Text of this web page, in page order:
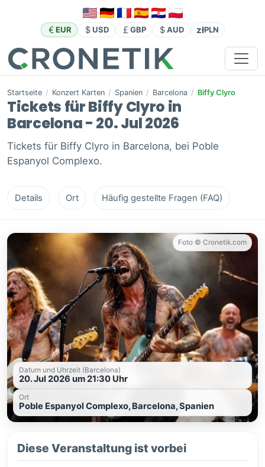
EUR USD GBP AUD złPLN
Startseite / Konzert Karten / Spanien / Barcelona / Biffy Clyro
Tickets für Biffy Clyro in
Barcelona - 20. Jul 2026
Tickets für Biffy Clyro in Barcelona, bei Poble
Espanyol Complexo.
Details Ort Häufig gestellte Fragen (FAQ)
Foto © Cronetik.com
Datum und Uhrzeit (Barcelona)
20. Jul 2026 um 21:30 Uhr
Ort
Poble Espanyol Complexo, Barcelona, Spanien
Diese Veranstaltung ist vorbei